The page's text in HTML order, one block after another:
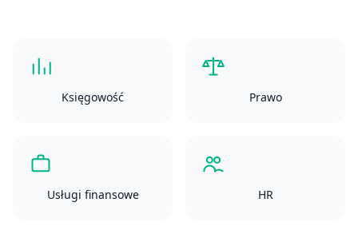
Księgowość Prawo
Usługi finansowe HR